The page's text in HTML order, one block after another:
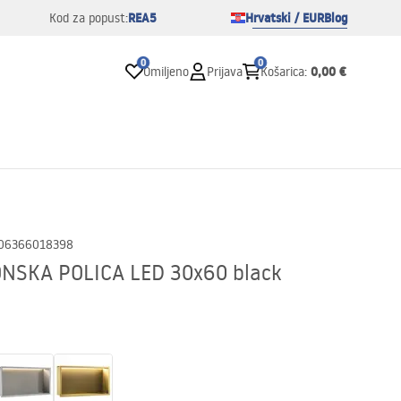
Kod za popust:REA5 Hrvatski / EURBlog
0
Omiljeno Prijava
0
Košarica: 0,00 €
POLICA LED 30x60 black